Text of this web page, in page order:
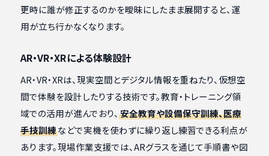
更時に誰が修正するのかを曖昧にしたまま展開すると、運
用が立ち行かなくなります。
AR・VR・XRによる体験設計
AR・VR・XRは、現実空間とデジタル情報を重ねたり、仮想空
間で体験を設計したりする技術です。教育・トレーニング領
域での活用が進んでおり、 安全教育や設備保守訓練、医療
手技訓練などで実機を使わずに繰り返し練習できる利点が
あります。現場作業支援では、ARグラスを通じて手順書や図